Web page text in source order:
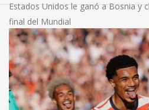
Estados Unidos le ganó a Bosnia y
final del Mundial